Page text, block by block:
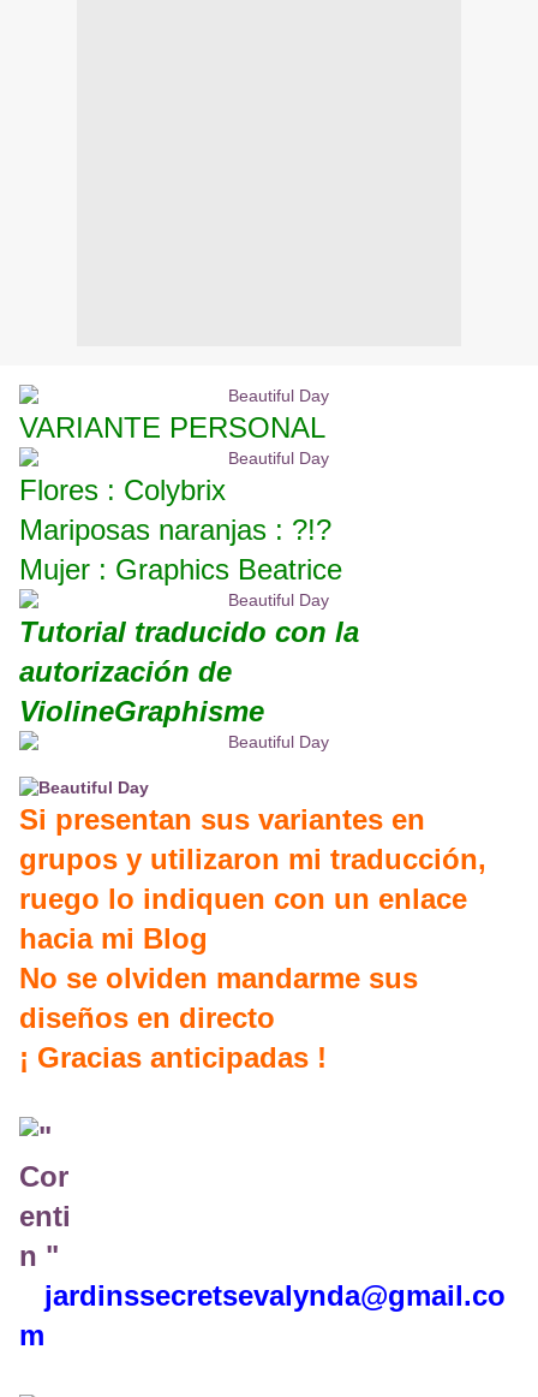
VARIANTE PERSONAL
Flores : Colybrix
Mariposas naranjas : ?!?
Mujer : Graphics Beatrice
Tutorial traducido con la
autorización de
ViolineGraphisme
Si presentan sus variantes en
grupos y utilizaron mi traducción,
ruego lo indiquen con un enlace
hacia mi Blog
No se olviden mandarme sus
diseños en directo
¡ Gracias anticipadas !
jardinssecretsevalynda@gmail.co
m